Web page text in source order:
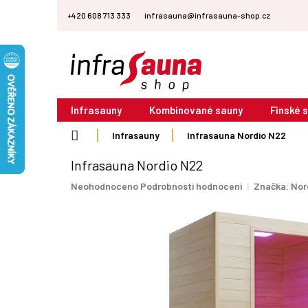
+420 608 713 333 infrasauna@infrasauna-shop.cz
Infrasauny Kombinované sauny Finské
Infrasauny Infrasauna Nordio N22
Infrasauna Nordio N22
Průměrné
Neohodnoceno Podrobnosti hodnocení Značka: